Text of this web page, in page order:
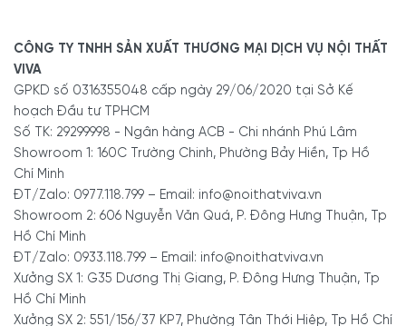
CÔNG TY TNHH SẢN XUẤT THƯƠNG MẠI DỊCH VỤ NỘI THẤT
VIVA
GPKD số 0316355048 cấp ngày 29/06/2020 tại Sở Kế
hoạch Đầu tư TPHCM
Số TK: 29299998 - Ngân hàng ACB - Chi nhánh Phú Lâm
Showroom 1: 160C Trường Chinh, Phường Bảy Hiền, Tp Hồ
Chí Minh
ĐT/Zalo: 0977.118.799 – Email: info@noithatviva.vn
Showroom 2: 606 Nguyễn Văn Quá, P. Đông Hưng Thuận, Tp
Hồ Chí Minh
ĐT/Zalo: 0933.118.799 – Email: info@noithatviva.vn
Xưởng SX 1: G35 Dương Thị Giang, P. Đông Hưng Thuận, Tp
Hồ Chí Minh
Xưởng SX 2: 551/156/37 KP7, Phường Tân Thới Hiệp, Tp Hồ Chí